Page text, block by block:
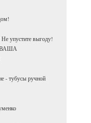
упустите выгоду!
- тубусы ручной